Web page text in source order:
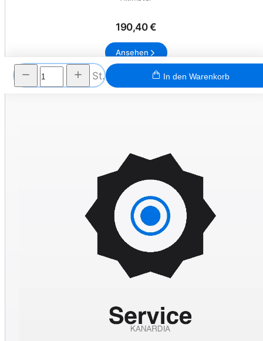
190,40 €
Ansehen
St. In den Warenkorb